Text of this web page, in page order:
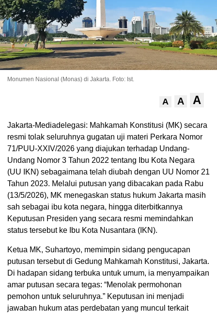
Monumen Nasional (Monas) di Jakarta. Foto: Ist.
A A A
Jakarta-Mediadelegasi: Mahkamah Konstitusi (MK) secara
resmi tolak seluruhnya gugatan uji materi Perkara Nomor
71/PUU-XXIV/2026 yang diajukan terhadap Undang-
Undang Nomor 3 Tahun 2022 tentang Ibu Kota Negara
(UU IKN) sebagaimana telah diubah dengan UU Nomor 21
Tahun 2023. Melalui putusan yang dibacakan pada Rabu
(13/5/2026), MK menegaskan status hukum Jakarta masih
sah sebagai ibu kota negara, hingga diterbitkannya
Keputusan Presiden yang secara resmi memindahkan
status tersebut ke Ibu Kota Nusantara (IKN).
Ketua MK, Suhartoyo, memimpin sidang pengucapan
putusan tersebut di Gedung Mahkamah Konstitusi, Jakarta.
Di hadapan sidang terbuka untuk umum, ia menyampaikan
amar putusan secara tegas: “Menolak permohonan
pemohon untuk seluruhnya.” Keputusan ini menjadi
jawaban hukum atas perdebatan yang muncul terkait